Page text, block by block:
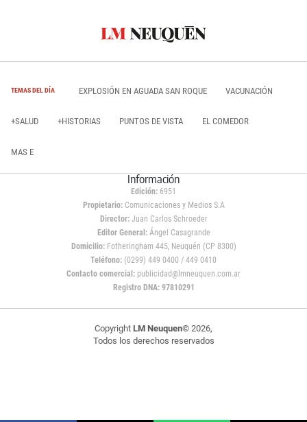
TEMAS DEL DÍA EXPLOSIÓN EN AGUADA SAN ROQUE VACUNACIÓN
+SALUD +HISTORIAS PUNTOS DE VISTA EL COMEDOR
MAS E
Información
Edición: 6951
Propietario:Comunicaciones y Medios S.A
Director: Juan Carlos Schroeder
Editor General:Ángel Casagrande
Domicilio:Fotheringham 445, Neuquén (CP 8300)
Teléfono: (0299) 449 0400 / 449 0410
Contacto comercial: publicidad@lmneuquen.com.ar
Registro DNA: 97810291
Copyright LM Neuquen© 2026,
Todos los derechos reservados